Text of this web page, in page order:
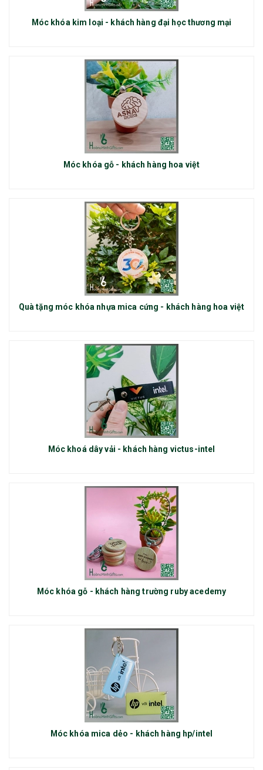
Móc khóa kim loại - khách hàng đại học thương mại
Móc khóa gỗ - khách hàng hoa việt
Quà tặng móc khóa nhựa mica cứng - khách hàng hoa việt
Móc khoá dây vải - khách hàng victus-intel
Móc khóa gỗ - khách hàng trường ruby acedemy
Móc khóa mica dẻo - khách hàng hp/intel